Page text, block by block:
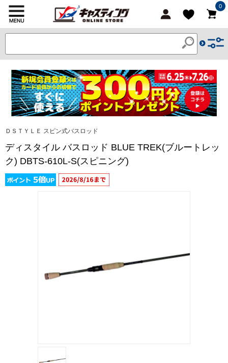
0
ＤＳＴＹＬＥ スピン式バスロッド
ディスタイル バスロッド BLUE TREK(ブルートレッ
ク) DBTS-610L-S(スピニング)